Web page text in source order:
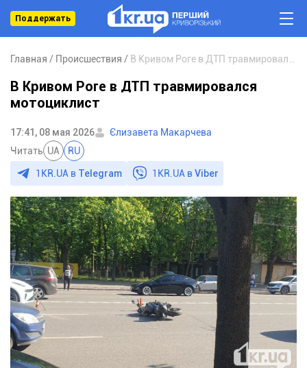
Поддержать
Главная Происшествия
В Кривом Роге в ДТП травмировался
мотоциклист
17:41, 08 мая 2026
Єлизавета Макарчева
Читать UA RU
1KR.UA в Telegram 1KR.UA вViber